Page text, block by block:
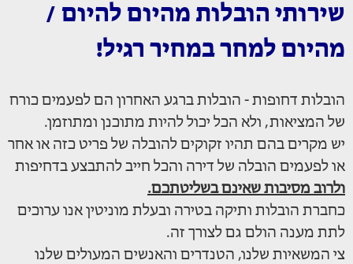
שירותי הובלות מהיום להיום /
מהיום למחר במחיר רגיל!
הובלות דחופות - הובלות ברגע האחרון הם לפעמים כורח
של המציאות, ולא הכל יכול להיות מתוכנן ומתוזמן.
יש מקרים בהם תהיו זקוקים להובלה של פריט כזה או אחר
או לפעמים הובלה של דירה והכל חייב להתבצע בדחיפות
ולרוב מסיבות שאינם בשליטתכם.
כחברת הובלות ותיקה בטירה ובעלת מוניטין אנו ערוכים
לתת מענה הולם גם לצורך זה.
צי המשאיות שלנו, הטנדרים והאנשים המעולים שלנו